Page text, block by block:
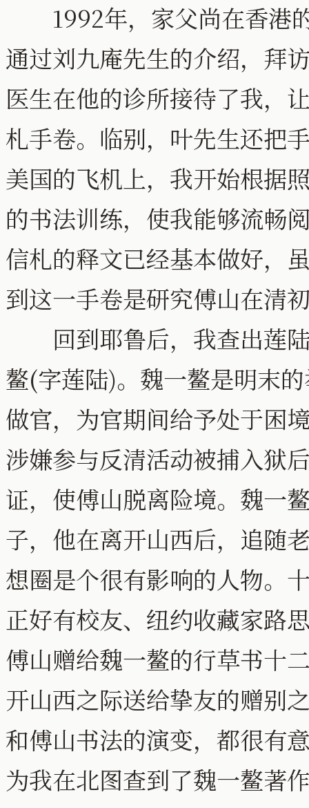
1992年，家父尚在香港
通过刘九庵先生的介绍，拜
医生在他的诊所接待了我，
札手卷。临别，叶先生还把
美国的飞机上，我开始根据
的书法训练，使我能够流畅
信札的释文已经基本做好，
到这一手卷是研究傅山在清
回到耶鲁后，我查出莲陆
鳌(字莲陆)。魏一鳌是明末
做官，为官期间给予处于困
涉嫌参与反清活动被捕入狱
证，使傅山脱离险境。魏一
子，他在离开山西后，追随
想圈是个很有影响的人物。
正好有校友、纽约收藏家
傅山赠给魏一鳌的行草书十
开山西之际送给挚友的赠别
和傅山书法的演变，都很有
为我在北图查到了魏一鳌著